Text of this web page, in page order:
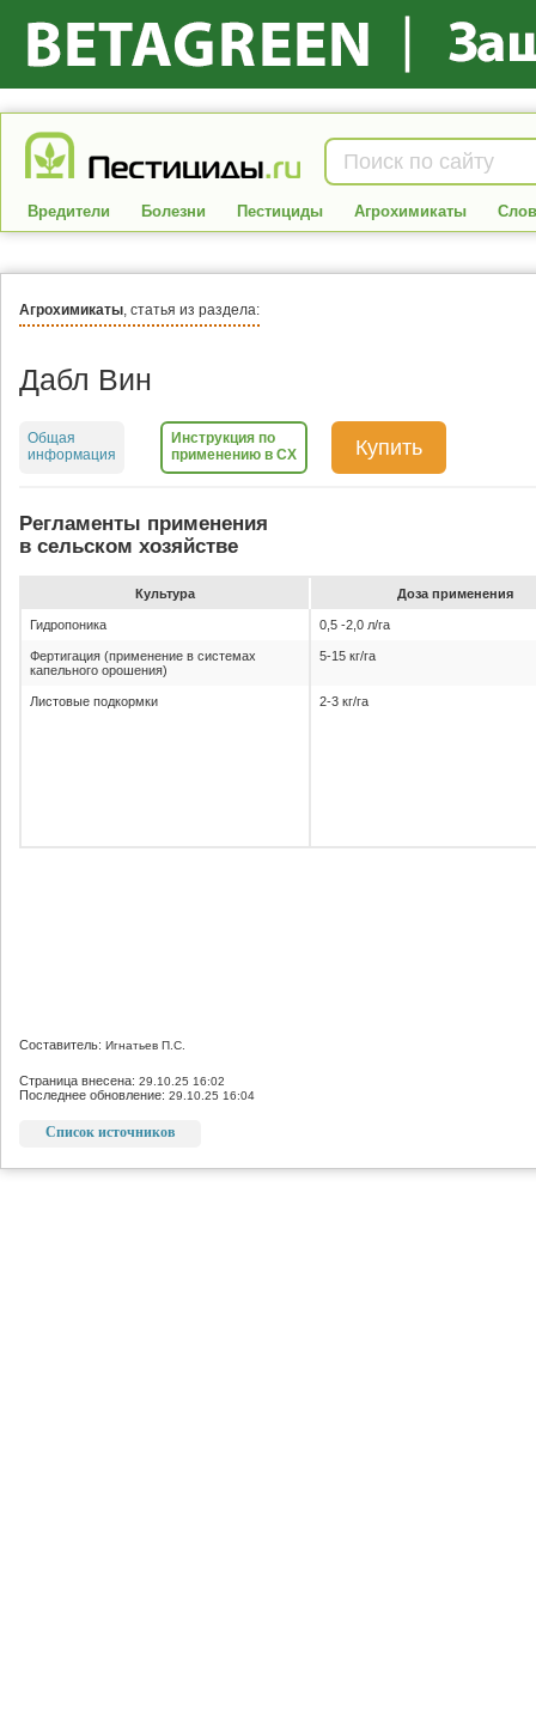
Вредители Болезни Пестициды Агрохимикаты
Агрохимикаты, статья из раздела:
Дабл Вин
Общая
информация
Инструкция по
применению в СХ
Купить
Регламенты применения
в сельском хозяйстве
Культура До­за при­ме­не­ния
Гидропоника 0,5 -2,0 л/га
Фертигация (применение в системах
капельного орошения)
5-15 кг/га
Листовые подкормки 2-3 кг/га
Составитель: Игнатьев П.С.
Страница внесена: 29.10.25 16:02
Последнее обновление: 29.10.25 16:04
Список источников